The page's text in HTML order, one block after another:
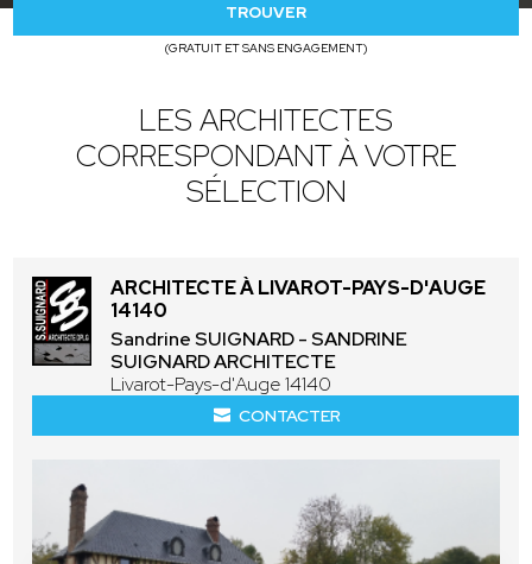
TROUVER
(GRATUIT ET SANS ENGAGEMENT)
LES ARCHITECTES
CORRESPONDANT À VOTRE
SÉLECTION
ARCHITECTE À LIVAROT-PAYS-D'AUGE
14140
Sandrine SUIGNARD - SANDRINE
SUIGNARD ARCHITECTE
Livarot-Pays-d'Auge 14140
CONTACTER